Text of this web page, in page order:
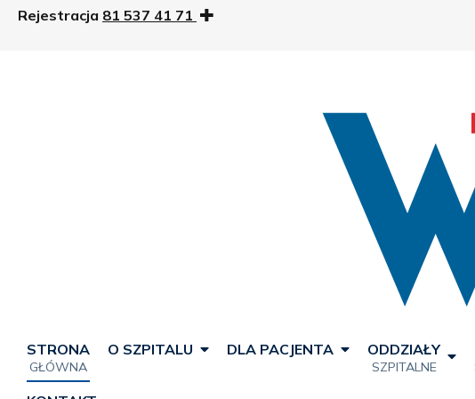
Rejestracja 81 537 41 71
STRONA
GŁÓWNA
O SZPITALU DLA PACJENTA ODDZIAŁY
SZPITALNE